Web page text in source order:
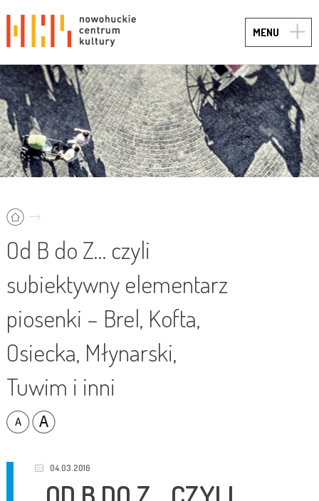
MENU
Od B do Z… czyli
subiektywny elementarz
piosenki – Brel, Kofta,
Osiecka, Młynarski,
Tuwim i inni
04.03.2016